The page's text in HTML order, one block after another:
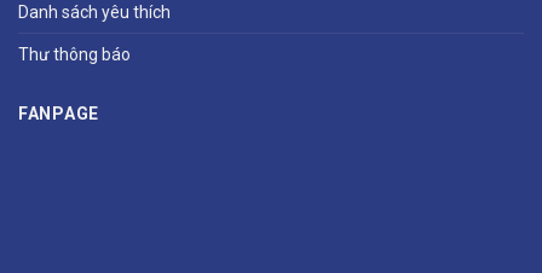
Danh sách yêu thích
Thư thông báo
FANPAGE